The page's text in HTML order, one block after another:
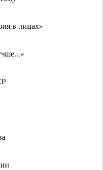
в лицах»